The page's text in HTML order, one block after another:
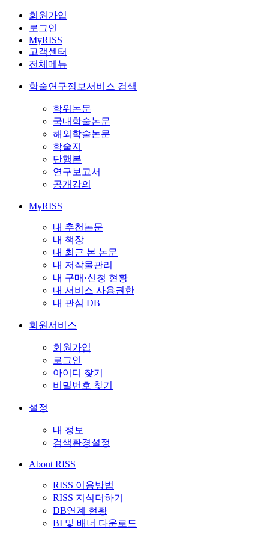
회원가입
로그인
MyRISS
고객센터
전체메뉴
학술연구정보서비스 검색
학위논문
국내학술논문
해외학술논문
학술지
단행본
연구보고서
공개강의
MyRISS
내 추천논문
내 책장
내 최근 본 논문
내 저작물관리
내 구매·신청 현황
내 서비스 사용권한
내 관심 DB
회원서비스
회원가입
로그인
아이디 찾기
비밀번호 찾기
설정
내 정보
검색환경설정
About RISS
RISS 이용방법
RISS 지식더하기
DB연계 현황
BI 및 배너 다운로드